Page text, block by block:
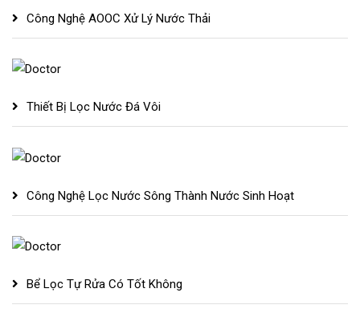
Công Nghệ AOOC Xử Lý Nước Thải
Thiết Bị Lọc Nước Đá Vôi
Công Nghệ Lọc Nước Sông Thành Nước Sinh Hoạt
Bể Lọc Tự Rửa Có Tốt Không